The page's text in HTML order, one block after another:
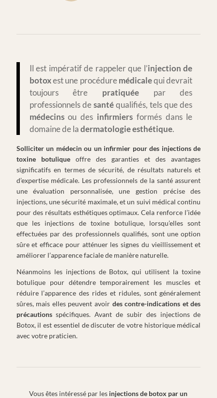
Il est impératif de rappeler que l’injection de
botoxest une procéduremédicalequi devrait
toujours être pratiquée par des
professionnels desantéqualifiés, tels que des
médecinsou des infirmiers formés dans le
domaine de ladermatologieesthétique.
Solliciter un médecin ou un infirmier pour des injections de
toxine botuliqueoffre des garanties et des avantages
significatifs en termes de sécurité, de résultats naturels et
d’expertise médicale. Les professionnels de la santé assurent
une évaluation personnalisée, une gestion précise des
injections, une sécurité maximale, et un suivi médical continu
pour des résultats esthétiques optimaux. Cela renforce l’idée
que les injections de toxine botulique, lorsqu’elles sont
effectuées par des professionnels qualifiés, sont une option
sûre et efficace pour atténuer les signes du vieillissement et
améliorer l’apparence faciale de manière naturelle.
Néanmoins les injections de Botox, qui utilisent la toxine
botulique pour détendre temporairement les muscles et
réduire l’apparence des rides et ridules, sont généralement
sûres, mais elles peuvent avoir des contre-indications et des
précautionsspécifiques. Avant de subir des injections de
Botox, il est essentiel de discuter de votre historique médical
avec votre praticien.
Vous êtes intéressé par les injections de botox par un